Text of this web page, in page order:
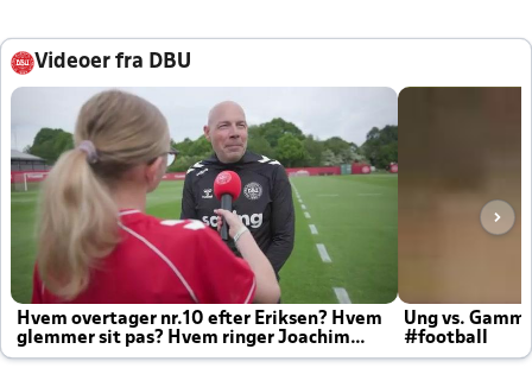
Videoer fra DBU
Hvem overtager nr.10 efter Eriksen? Hvem
glemmer sit pas? Hvem ringer Joachim
altid til efter kampe?
Ung vs.
#football